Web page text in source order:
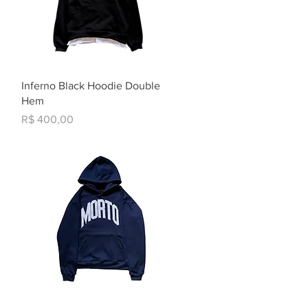
Visualização rápida
Inferno Black Hoodie Double
Hem
Preço
R$ 400,00